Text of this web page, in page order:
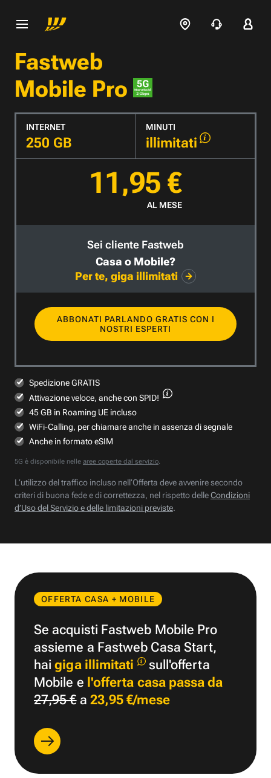
Fastweb
Mobile Pro
INTERNET
250 GB
MINUTI
illimitati
11,95 €
AL MESE
Sei cliente Fastweb
Casa o Mobile?
Per te, giga illimitati
ABBONATI PARLANDO GRATIS CON I
NOSTRI ESPERTI
Spedizione GRATIS
Attivazione veloce, anche con SPID!
45 GB in Roaming UE incluso
WiFi-Calling, per chiamare anche in assenza di segnale
Anche in formato eSIM
5G è disponibile nelle aree coperte dal servizio.
L’utilizzo del traffico incluso nell’Offerta deve avvenire secondo
criteri di buona fede e di correttezza, nel rispetto delleCondizioni
d’Uso del Servizio e delle limitazioni previste.
OFFERTA CASA + MOBILE
Se acquisti Fastweb Mobile Pro
assieme a Fastweb Casa Start,
haigiga illimitati
sull'offerta
Mobile e l'offerta casa passa da
27,95 €a 23,95 €/mese